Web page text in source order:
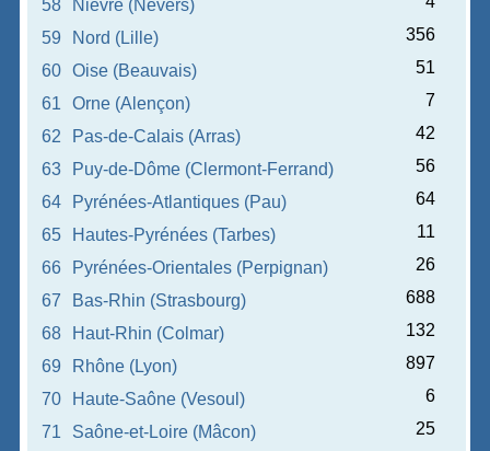
58
Nièvre (Nevers)
59
Nord (Lille)
356
60
Oise (Beauvais)
51
61
Orne (Alençon)
7
62
Pas-de-Calais (Arras)
42
63
Puy-de-Dôme (Clermont-Ferrand)
56
64
Pyrénées-Atlantiques (Pau)
64
65
Hautes-Pyrénées (Tarbes)
11
66
Pyrénées-Orientales (Perpignan)
26
67
Bas-Rhin (Strasbourg)
688
68
Haut-Rhin (Colmar)
132
69
Rhône (Lyon)
897
70
Haute-Saône (Vesoul)
6
71
Saône-et-Loire (Mâcon)
25